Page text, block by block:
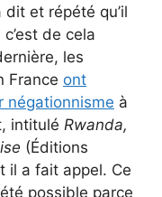
et répété qu’il
de cela
les
France ont
négationnisme à
intitulé Rwanda,
(Éditions
il a fait appel. Ce
possible parce